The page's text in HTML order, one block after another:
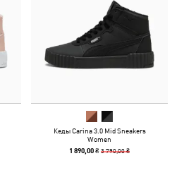
Кеды Carina 3.0 Mid Sneakers
Women
1 890,00 ₴3 790,00 ₴